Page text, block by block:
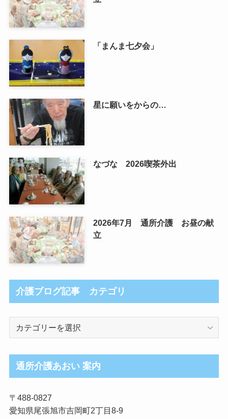
「まんま七夕会」
星に願いをからの…
なづな 2026喫茶外出
2026年7月 通所介護 お昼の献
立
介護ブログ記事 カテゴリ
ロ
グ
事
カ
通所介護あおい 案内
〒488-0827
愛知県尾張旭市吉岡町2丁目8-9